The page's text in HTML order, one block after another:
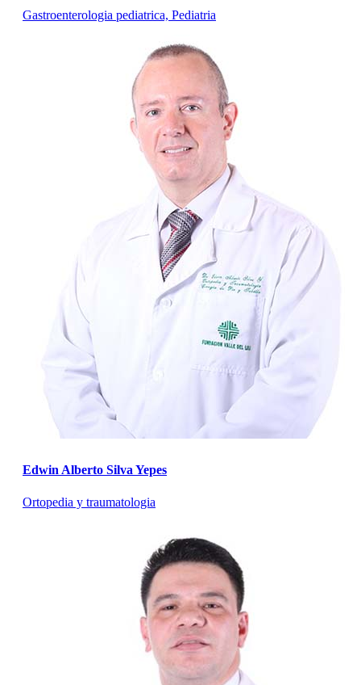
Gastroenterologia pediatrica, Pediatria
Edwin Alberto Silva Yepes
Ortopedia y traumatologia